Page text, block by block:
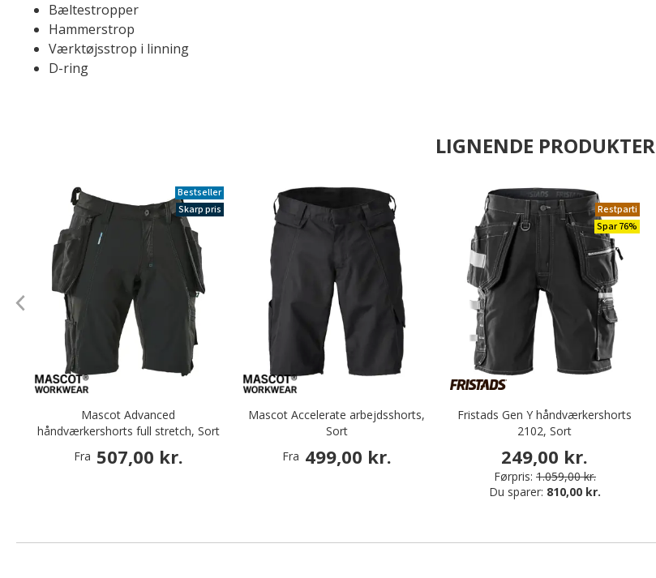
Bæltestropper
Hammerstrop
Værktøjsstrop i linning
D-ring
LIGNENDE PRODUKTER
Bestseller
Skarp pris
Mascot Advanced
håndværkershorts full stretch, Sort
Fra 507,00 kr.
Mascot Accelerate arbejdsshorts,
Sort
Fra 499,00 kr.
Restparti
Spar 76%
Fristads Gen Y håndværkershorts
2102, Sort
249,00 kr.
Førpris: 1.059,00 kr.
Du sparer: 810,00 kr.